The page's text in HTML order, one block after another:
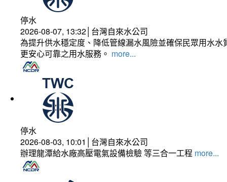
停水
2026-08-07, 13:32│台灣自來水公司
為提升供水穩定度、降低管線漏水風險並確保民眾用水
更安心可靠之用水服務。 more...
停水
2026-08-03, 10:01│台灣自來水公司
辦理龍潭給水廠高壓電氣設備檢驗 等三合一工程 more...